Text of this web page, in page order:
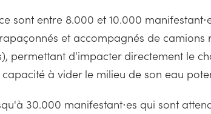
sont entre 8.000 et 10.000
et accompagnés de
permettant d'impacter directement le
à vider le milieu de son eau
30.000 manifestant⋅es qui sont